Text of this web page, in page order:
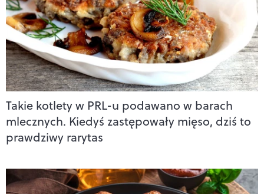
Takie kotlety w PRL-u podawano w barach
mlecznych. Kiedyś zastępowały mięso, dziś to
prawdziwy rarytas